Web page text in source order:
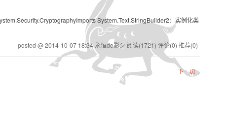
System.Text.StringBuilder2：实例化类
posted @ 2014-10-07 18:34 永恒de影シ 阅读(1721) 评论(0) 推荐(0)
下一页